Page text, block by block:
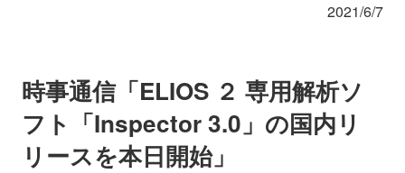
お問い合わせ
会社情報
2021/6/7
時事通信「ELIOS ２ 専用解析ソ
フト「Inspector 3.0」の国内リ
リースを本日開始」